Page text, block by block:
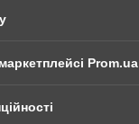
Prom.ua